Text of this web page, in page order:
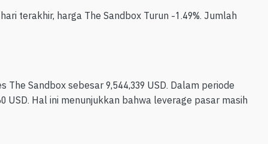
terakhir, harga The Sandbox Turun -1.49%. Jumlah
Sandbox sebesar 9,544,339 USD. Dalam periode
USD. Hal ini menunjukkan bahwa leverage pasar masih